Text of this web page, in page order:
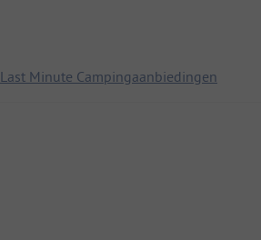
Last Minute Campingaanbiedingen